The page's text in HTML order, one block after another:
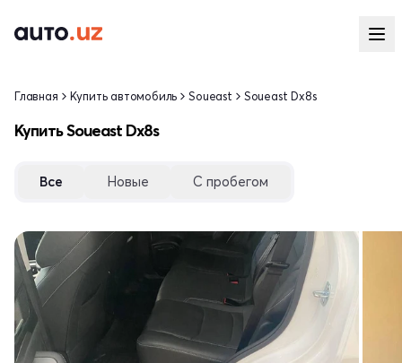
Главная Купить автомобиль Soueast Soueast Dx8s
Купить Soueast Dx8s
Все Новые С пробегом